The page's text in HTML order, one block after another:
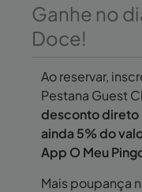
Ganhe no
Doce!
Ao reservar,
Pestana Guest
desconto direto
ainda 5% do
App O Meu
Mais poupança